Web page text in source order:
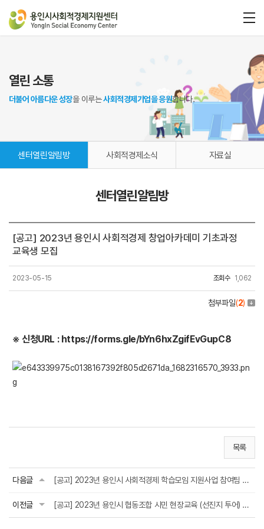
열린 소통
더불어 아름다운 성장을 이루는사회적경제기업을 응원합니다.
센터열린알림방 사회적경제소식 자료실
센터열린알림방
[공고] 2023년 용인시 사회적경제 창업아카데미 기초과정
교육생 모집
2023-05-15 조회수 1,062
첨부파일(2)
※ 신청URL : ​https://forms.gle/bYn6hxZgifEvGupC8
목록
다음글 [공고] 2023년 용인시 사회적경제 학습모임 지원사업 참여팀 추가 모집(~5.1.(월) 마...
이전글 [공고] 2023년 용인시 협동조합 시민 현장교육 (선진지 투어) 모집(~5.14.(일) 마감)